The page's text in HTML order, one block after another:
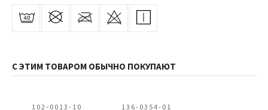
С ЭТИМ ТОВАРОМ ОБЫЧНО ПОКУПАЮТ
102-0013-10 136-0354-01